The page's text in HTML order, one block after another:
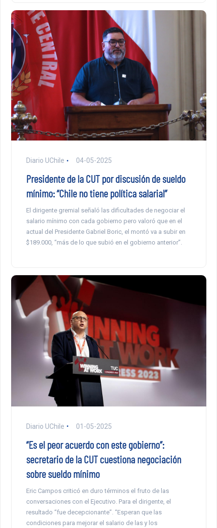
Diario UChile 04-05-2025
Presidente de la CUT por discusión de sueldo
mínimo: “Chile no tiene política salarial”
El dirigente gremial señaló las dificultades de negociar el
salario mínimo con cada gobierno pero valoró que en el
actual del Presidente Gabriel Boric, el montó va a subir en
$189.000, “más de lo que subió en el gobierno anterior”.
Diario UChile 01-05-2025
“Es el peor acuerdo con este gobierno”:
secretario de la CUT cuestiona negociación
sobre sueldo mínimo
Eric Campos criticó en duro términos el fruto de las
conversaciones con el Ejecutivo. Para el dirigente, el
resultado “fue decepcionante”. “Esperan que las
condiciones para mejorar el salario de las y los